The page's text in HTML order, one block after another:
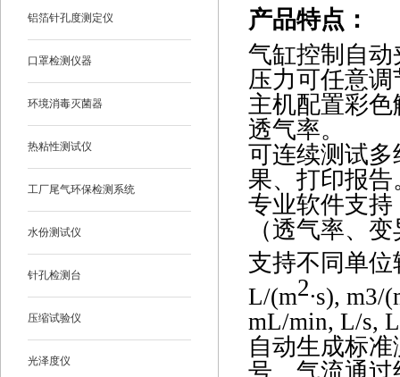
铝箔针孔度测定仪
口罩检测仪器
环境消毒灭菌器
热粘性测试仪
工厂尾气环保检测系统
水份测试仪
针孔检测台
压缩试验仪
光泽度仪
产品特点 ：
气缸控制自
压力可任意
主机配置彩
透气率。
可连续测试
果、打印报告
专业软件支
（透气率、
支持不同单
L/(m2∙s), m3/
mL/min, L/s,
自动生成标
号、气流通